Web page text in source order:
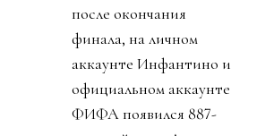
после окончания
финала, на личном
аккаунте Инфантино и
официальном аккаунте
ФИФА появился 887-